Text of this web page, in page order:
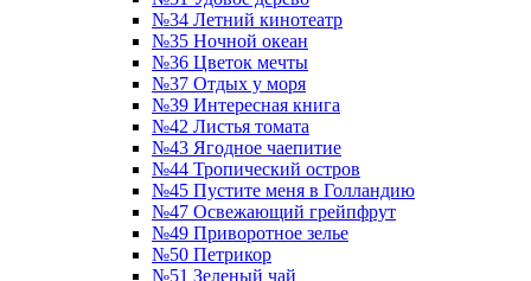
№34 Летний кинотеатр
№35 Ночной океан
№36 Цветок мечты
№37 Отдых у моря
№39 Интересная книга
№42 Листья томата
№43 Ягодное чаепитие
№44 Тропический остров
№45 Пустите меня в Голландию
№47 Освежающий грейпфрут
№49 Приворотное зелье
№50 Петрикор
№51 Зеленый чай